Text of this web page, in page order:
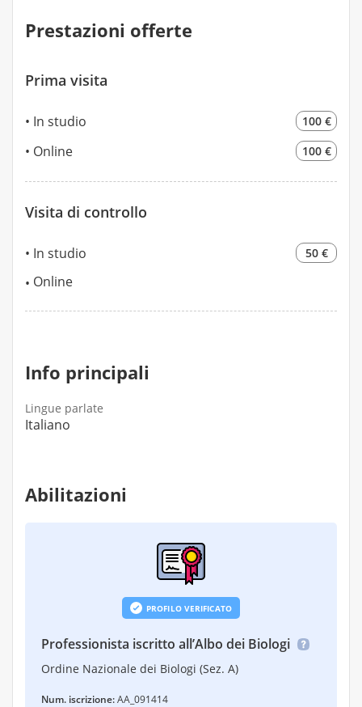
Prestazioni offerte
Prima visita
In studio 100 €
Online 100 €
Visita di controllo
In studio 50 €
Online
Info principali
Lingue parlate
Italiano
Abilitazioni
PROFILO VERIFICATO
Professionista iscritto all’Albo dei Biologi
Ordine Nazionale dei Biologi (Sez. A)
Num. iscrizione:AA_091414